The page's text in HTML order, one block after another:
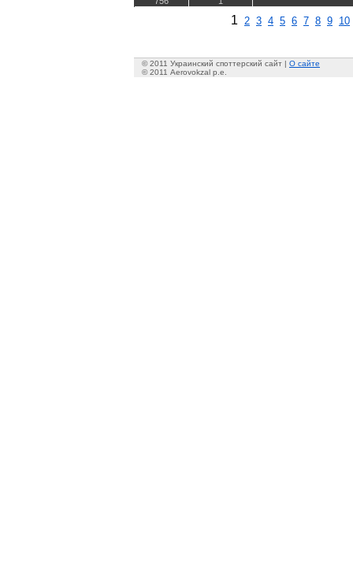
1 2 3 4 5 6 7 8 9 10
© 2011 Украинский споттерский сайт | О сайте
© 2011 Aerovokzal p.e.